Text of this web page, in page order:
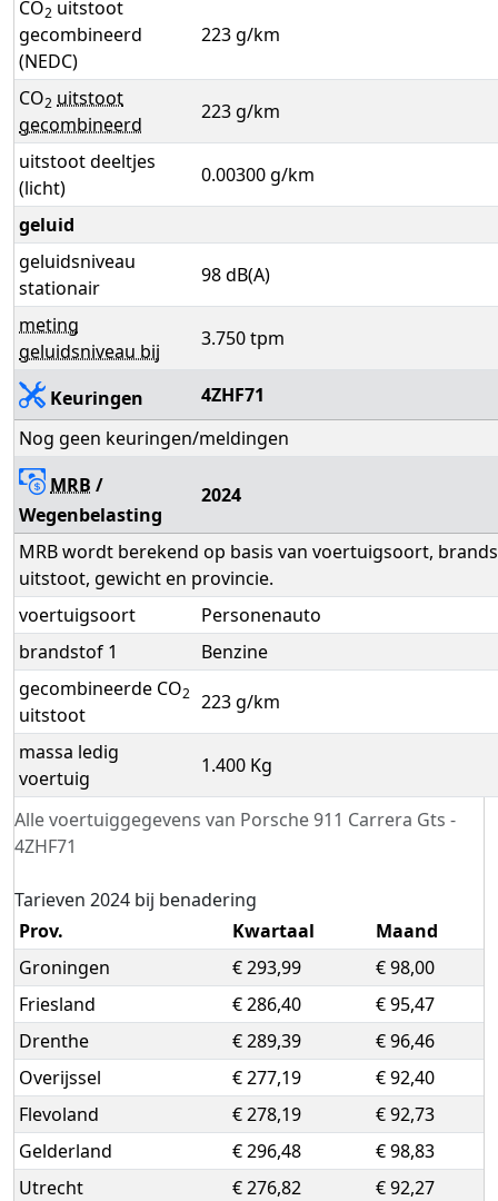
Alle voertuiggegevens van Porsche 911 Carrera Gts -
4ZHF71
CO2 uitstoot
gecombineerd
(NEDC)
223 g/km
CO2 uitstoot
gecombineerd
223 g/km
uitstoot deeltjes
(licht)
0.00300 g/km
geluid
geluidsniveau
stationair
98 dB(A)
meting
geluidsniveau bij
3.750 tpm
Keuringen
4ZHF71
Nog geen keuringen/meldingen
MRB /
Wegenbelasting
2024
MRB wordt berekend op basis van voertuigsoort,
uitstoot, gewicht en provincie.
voertuigsoort
Personenauto
brandstof 1
Benzine
gecombineerde CO2
uitstoot
223 g/km
massa ledig
voertuig
1.400 Kg
Tarieven 2024 bij benadering
Prov.
Kwartaal
Maand
Groningen
€ 293,99
€ 98,00
Friesland
€ 286,40
€ 95,47
Drenthe
€ 289,39
€ 96,46
Overijssel
€ 277,19
€ 92,40
Flevoland
€ 278,19
€ 92,73
Gelderland
€ 296,48
€ 98,83
Utrecht
€ 276,82
€ 92,27